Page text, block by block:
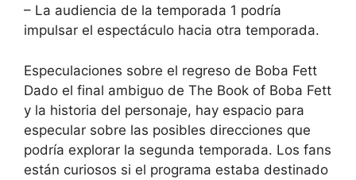
– La audiencia de la temporada 1 podría
impulsar el espectáculo hacia otra temporada.
Especulaciones sobre el regreso de Boba Fett
Dado el final ambiguo de The Book of Boba Fett
y la historia del personaje, hay espacio para
especular sobre las posibles direcciones que
podría explorar la segunda temporada. Los fans
están curiosos si el programa estaba destinado